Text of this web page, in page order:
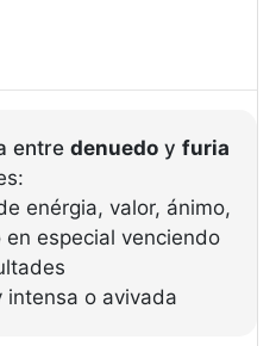
entre denuedo y furia
enérgia, valor, ánimo,
especial venciendo
intensa o avivada